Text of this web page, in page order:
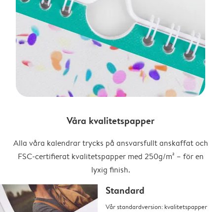
Våra kvalitetspapper
Alla våra kalendrar trycks på ansvarsfullt anskaffat och
FSC-certifierat kvalitetspapper med 250g/m² – för en
lyxig finish.
Standard
Vår standardversion: kvalitetspapper